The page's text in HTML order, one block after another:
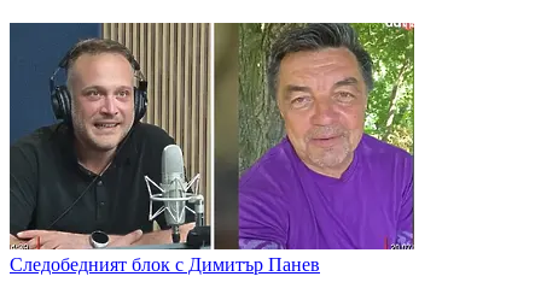
Следобедният блок с Димитър Панев